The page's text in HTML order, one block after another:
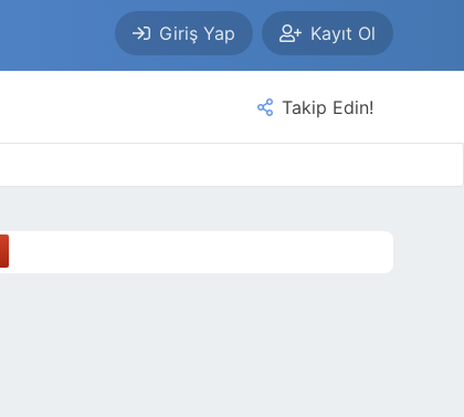
Giriş Yap Kayıt Ol
Takip Edin!